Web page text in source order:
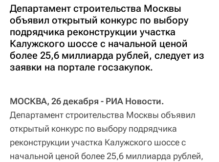
Департамент строительства Москвы
объявил открытый конкурс по выбору
подрядчика реконструкции участка
Калужского шоссе с начальной ценой
более 25,6 миллиарда рублей, следует из
заявки на портале госзакупок.
МОСКВА, 26 декабря - РИА Новости.
Департамент строительства Москвы объявил
открытый конкурс по выбору подрядчика
реконструкции участка Калужского шоссе с
начальной ценой более 25,6 миллиарда рублей,